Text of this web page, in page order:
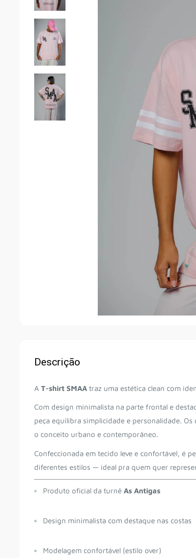
Descrição
A T-shirt SMAA traz uma estética clean com
Com design minimalista na parte frontal e
peça equilibra simplicidade e personalidade.
o conceito urbano e contemporâneo.
Confeccionada em tecido leve e confortável, é
diferentes estilos — ideal pra quem quer
Produto oficial da turnê As Antigas
Design minimalista com destaque nas costas
Modelagem confortável (estilo over)